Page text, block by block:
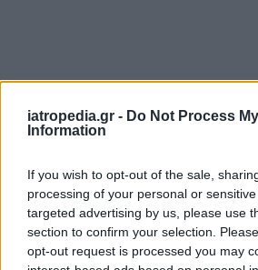
iatropedia.gr - Do Not Process
Information
If you wish to opt-out of the sale,
processing of your personal or
targeted advertising by us, please use
section to confirm your selection.
opt-out request is processed you may
ΡΟΗ ΕΙΔΗΣΕΩΝ
ΥΓΕΙΑ 08 Αυγούστου 2026
Κολύμπι: 9 οφέλη για την υγεία –